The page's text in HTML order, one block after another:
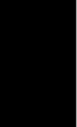
catálogo de
puedes
prioridad y te